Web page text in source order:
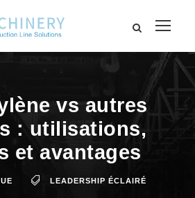
vs autres
: utilisations,
et avantages
LEADERSHIP ÉCLAIRÉ